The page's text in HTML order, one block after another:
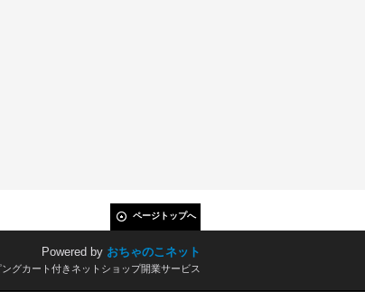
ページトップへ
Powered by おちゃのこネット
グカート付きネットショップ開業サービス